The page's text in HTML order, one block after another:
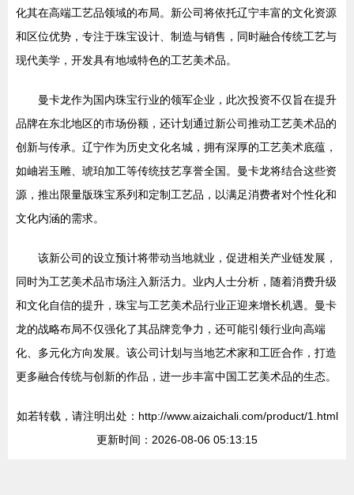
化其在高端工艺品领域的布局。新公司将依托辽宁丰富的文化资源
和区位优势，专注于珠宝设计、制造与销售，同时融合传统工艺与
现代美学，开发具有地域特色的工艺美术品。
曼卡龙作为国内珠宝行业的领军企业，此次投资不仅旨在提升
品牌在东北地区的市场份额，还计划通过新公司推动工艺美术品的
创新与传承。辽宁作为历史文化名城，拥有深厚的工艺美术底蕴，
如岫岩玉雕、琥珀加工等传统技艺享誉全国。曼卡龙将结合这些资
源，推出限量版珠宝系列和定制工艺品，以满足消费者对个性化和
文化内涵的需求。
该新公司的设立预计将带动当地就业，促进相关产业链发展，
同时为工艺美术品市场注入新活力。业内人士分析，随着消费升级
和文化自信的提升，珠宝与工艺美术品行业正迎来增长机遇。曼卡
龙的战略布局不仅强化了其品牌竞争力，还可能引领行业向高端
化、多元化方向发展。该公司计划与当地艺术家和工匠合作，打造
更多融合传统与创新的作品，进一步丰富中国工艺美术品的生态。
如若转载，请注明出处：http://www.aizaichali.com/product/1.html
更新时间：2026-08-06 05:13:15